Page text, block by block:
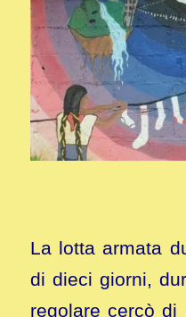
La lotta armata
di dieci giorni,
regolare cercò di